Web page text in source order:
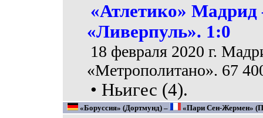
«Атлетико» Мадрид
«Ливерпуль». 1:0
18 февраля 2020 г.
«Метрополитано». 67
• Ньигес (4).
«Боруссия» (Дортмунд) – «Пари Сен-Жермен»